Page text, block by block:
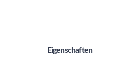
Eigenschaften